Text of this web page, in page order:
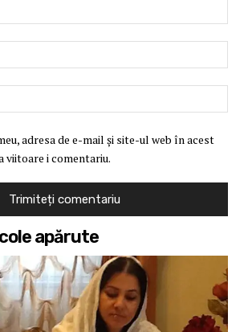
adresa de e-mail și site-ul web în acest
viitoare i comentariu.
apărute